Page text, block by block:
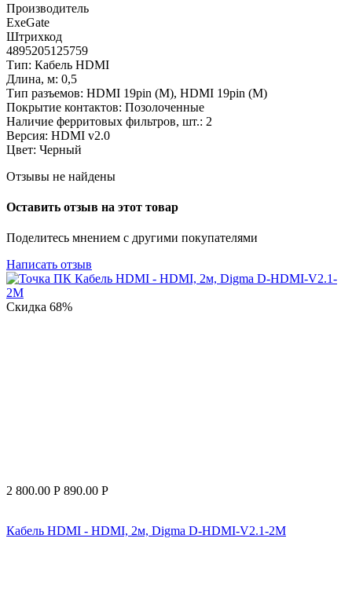
Производитель
ExeGate
Штрихкод
4895205125759
Тип: Кабель HDMI
Длина, м: 0,5
Тип разъемов: HDMI 19pin (M), HDMI 19pin (M)
Покрытие контактов: Позолоченные
Наличие ферритовых фильтров, шт.: 2
Версия: HDMI v2.0
Цвет: Черный
Отзывы не найдены
Оставить отзыв на этот товар
Поделитесь мнением с другими покупателями
Написать отзыв
Скидка 68%
2 800.00 Р 890.00 Р
Кабель HDMI - HDMI, 2м, Digma D-HDMI-V2.1-2M